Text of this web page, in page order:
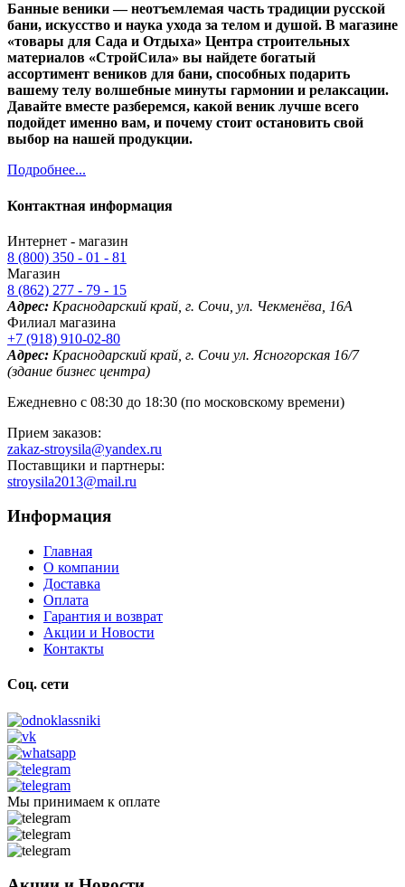
Банные веники — неотъемлемая часть традиции русской
бани, искусство и наука ухода за телом и душой. В магазине
«товары для Сада и Отдыха» Центра строительных
материалов «СтройСила» вы найдете богатый
ассортимент веников для бани, способных подарить
вашему телу волшебные минуты гармонии и релаксации.
Давайте вместе разберемся, какой веник лучше всего
подойдет именно вам, и почему стоит остановить свой
выбор на нашей продукции.
Подробнее...
Контактная информация
Интернет - магазин
8 (800) 350 - 01 - 81
Магазин
8 (862) 277 - 79 - 15
Адрес: Краснодарский край, г. Сочи, ул. Чекменёва, 16А
Филиал магазина
+7 (918) 910-02-80
Адрес: Краснодарский край, г. Сочи ул. Ясногорская 16/7
(здание бизнес центра)
Ежедневно с 08:30 до 18:30 (по московскому времени)
Прием заказов:
zakaz-stroysila@yandex.ru
Поставщики и партнеры:
stroysila2013@mail.ru
Информация
Главная
О компании
Доставка
Оплата
Гарантия и возврат
Акции и Новости
Контакты
Соц. сети
Мы принимаем к оплате